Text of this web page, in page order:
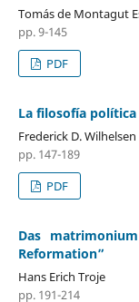
Tomás de Montagut
pp. 9-145
PDF
La filosofía política
Frederick D. Wilhelsen
pp. 147-189
PDF
Das
Reformation”
Hans Erich Troje
pp. 191-214